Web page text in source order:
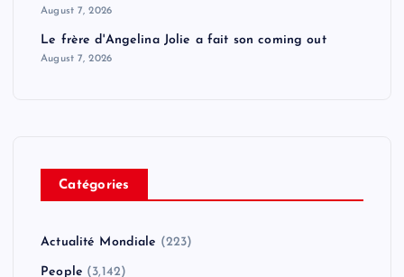
August 7, 2026
Le frère d'Angelina Jolie a fait son coming out
August 7, 2026
Catégories
Actualité Mondiale (223)
People (3,142)